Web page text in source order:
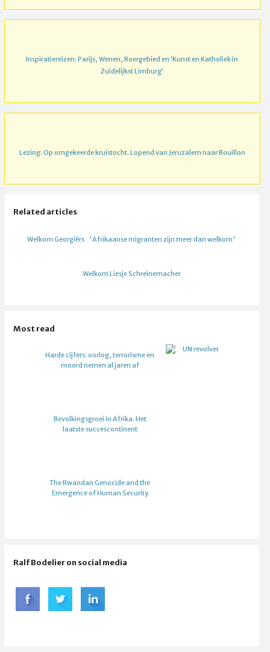
Inspiratiereizen: Parijs, Wenen, Roergebied en ‘Kunst en Katholiek in
Zuidelijkst Limburg’
Lezing: Op omgekeerde kruistocht. Lopend van Jeruzalem naar Bouillon
Related articles
Welkom Georgiërs 'Afrikaanse migranten zijn meer dan welkom'
Welkom Liesje Schreinemacher
Most read
Harde cijfers: oorlog, terrorisme en
moord nemen al jaren af
Bevolkingsgroei in Afrika. Het
laatste succescontinent
The Rwandan Genocide and the
Emergence of Human Security
Ralf Bodelier on social media